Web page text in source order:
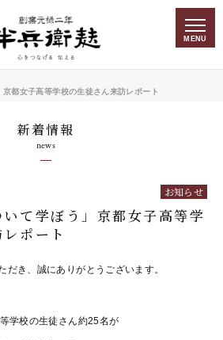
MENU
京都女子高等学校の生徒さん来訪レポート
新着情報
news
いて学ぼう」京都女子高等学
ポート
お知らせ
だき、誠にありがとうございます。
学校の生徒さん約25名が